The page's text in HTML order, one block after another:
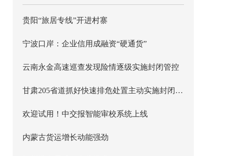
贵阳“旅居专线”开进村寨
宁波口岸：企业信用成融资“硬通货”
云南永金高速巡查发现险情逐级实施封闭管控
甘肃205省道抓好快速排危处置主动实施封闭管控
欢迎试用！中交报智能审校系统上线
内蒙古货运增长动能强劲